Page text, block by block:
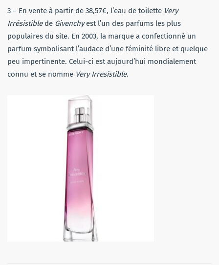
3 – En vente à partir de 38,57€, l’eau de toilette Very
Irrésistiblede Givenchyest l’un des parfums les plus
populaires du site. En 2003, la marque a confectionné un
parfum symbolisant l’audace d’une féminité libre et quelque
peu impertinente. Celui-ci est aujourd’hui mondialement
connu et se nomme Very Irresistible.